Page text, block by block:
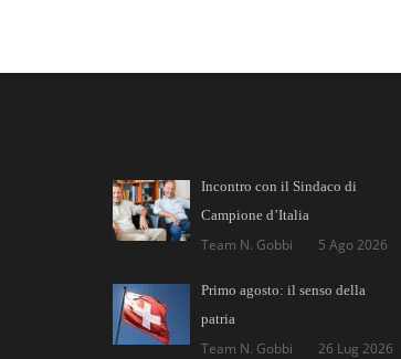
Incontro con il Sindaco di
Campione d’Italia
Team N. Gobbi 5 Ago 2026
Primo agosto: il senso della
patria
Team N. Gobbi 26 Lug 2026